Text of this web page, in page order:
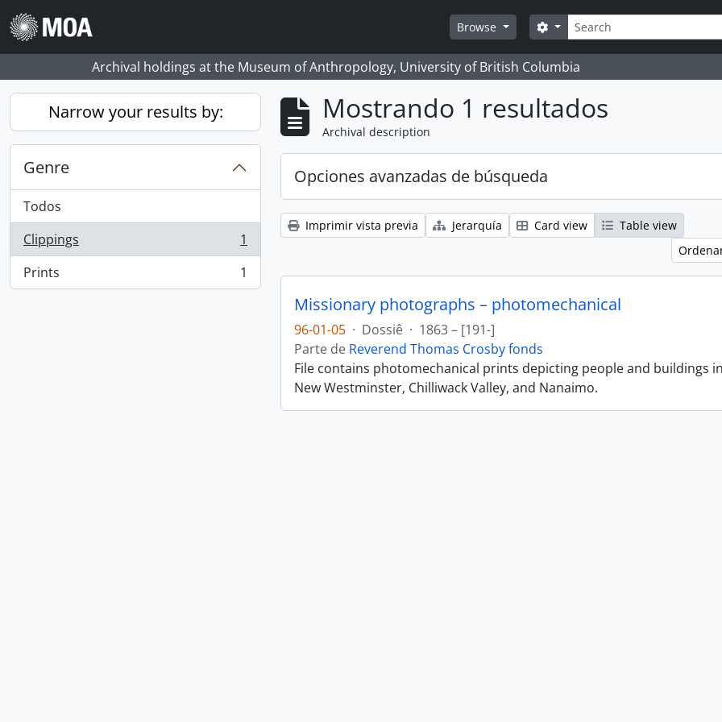
Skip to main content
Browse
Búsqueda
Search options
Archival holdings at the Museum of Anthropology, University of British Columbia
Narrow your results by:
Genre
Todos
Clippings
, 1 resultados
1
Prints
, 1 resultados 1
Mostrando 1 resultados
Archival description
Opciones avanzadas de búsqueda
Imprimir vista previa Jerarquía Card view
Table view
Missionary photographs – photomechanical
96-01-05 · Dossiê · 1863 – [191-]
Parte de Reverend Thomas Crosby fonds
File contains photomechanical prints depicting people and buildings
New Westminster, Chilliwack Valley, and Nanaimo.